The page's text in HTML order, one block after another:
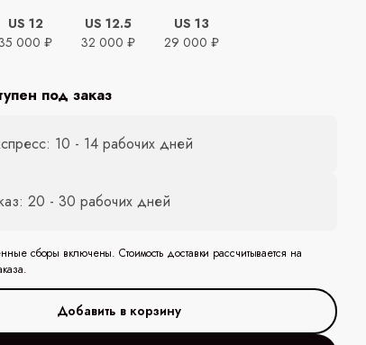
US 12
000 ₽
US 12.5
32 000 ₽
US 13
29 000 ₽
под заказ
10 - 14 рабочих дней
20 - 30 рабочих дней
сборы включены. Стоимость доставки рассчитывается на